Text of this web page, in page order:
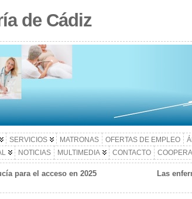
de Cádiz
SERVICIOS MATRONAS OFERTAS DE EMPLEO
NOTICIAS MULTIMEDIA CONTACTO
para el acceso en 2025
Las